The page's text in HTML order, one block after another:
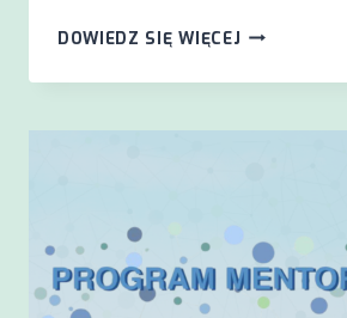
DOWIEDZ SIĘ WIĘCEJ WEBINAR
PJM: